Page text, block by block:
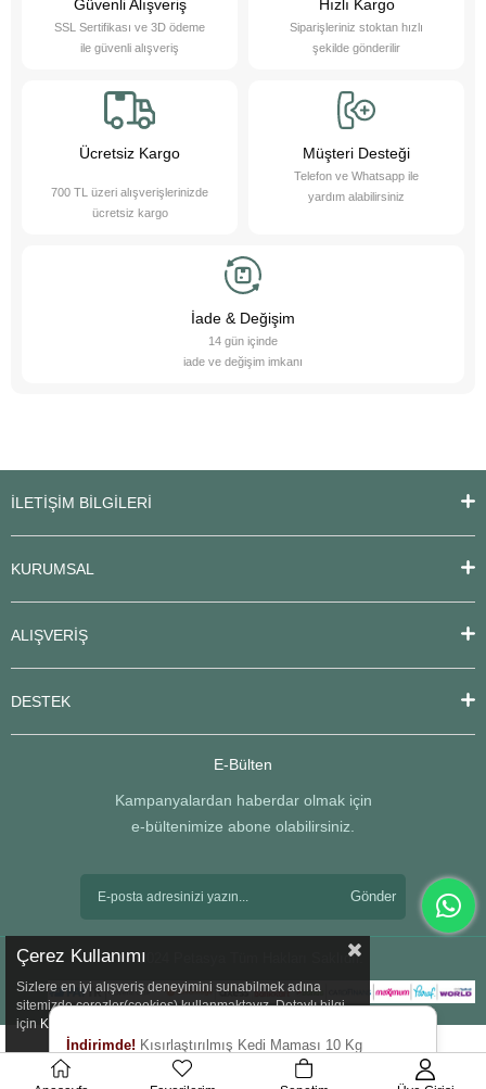
Pet Asya Online Petshop olarak, evcil hayvanlarımızın bize sağladığı bu
değerli katkıların farkındayız ve onlara en iyi şekilde hizmet etmek için
bakım ürünleri sunarak destek oluyoruz. Online petshop olarak, evcil
hayvanlarınıza gerekli olan her türlü ürün ve hizmeti hassasiyetle
sağlamaktan gurur duyuyoruz. Bizimle, sevimli dostlarınızın ihtiyaçlarını
karşılayabilir ve onların yaşam kalitesini artırabilirsiniz.
Güvenli Alışveriş
SSL Sertifikası ve 3D ödeme
ile güvenli alışveriş
Hızlı Kargo
Siparişleriniz stoktan hızlı
şekilde gönderilir
Ücretsiz Kargo
700 TL üzeri alışverişlerinizde
ücretsiz kargo
Müşteri Desteği
Telefon ve Whatsapp ile
yardım alabilirsiniz
İade & Değişim
14 gün içinde
iade ve değişim imkanı
İLETİŞİM BİLGİLERİ
KURUMSAL
ALIŞVERİŞ
DESTEK
E-Bülten
Kampanyalardan haberdar olmak için
e-bültenimize abone olabilirsiniz.
Gönder
© 2024 Petasya Tüm Hakları Saklıdır.
İndirimde! Kısırlaştırılmış Kedi Maması 10 Kg
Çerez Kullanımı
Sizlere en iyi alışveriş deneyimini sunabilmek adına
sitemizde çerezler(cookies) kullanmaktayız. Detaylı bilgi
için Kvkk